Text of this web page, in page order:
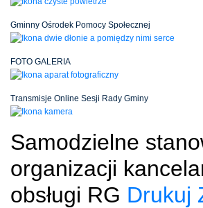
Gminny Ośrodek Pomocy Społecznej
FOTO GALERIA
Transmisje Online Sesji Rady Gminy
Samodzielne
organizacji
obsługi RG Drukuj